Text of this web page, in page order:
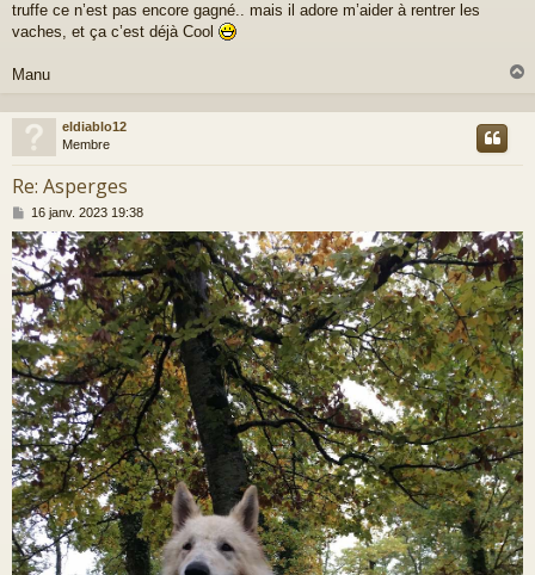
truffe ce n’est pas encore gagné.. mais il adore m’aider à rentrer les
vaches, et ça c’est déjà Cool
Manu
u
eldiablo12
Membre
Re: Asperges
M
e
s
s
a
g
e
16 janv. 2023 19:38